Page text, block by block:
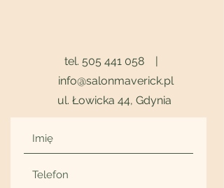
tel. 505 441 058 |
info@salonmaverick.pl
ul. Łowicka 44, Gdynia